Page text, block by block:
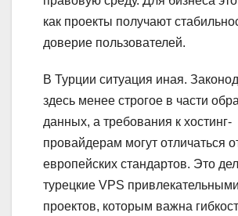
как проекты получают
доверие пользователей.
В Турции ситуация иная.
здесь менее строгое в части
данных, а требования к хостинг-
провайдерам могут отличаться
европейских стандартов. Это
турецкие VPS
проектов, которым важна